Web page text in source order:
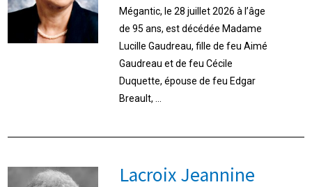
Mégantic, le 28 juillet 2026 à l’âge
de 95 ans, est décédée Madame
Lucille Gaudreau, fille de feu Aimé
Gaudreau et de feu Cécile
Duquette, épouse de feu Edgar
Breault, ...
Lacroix Jeannine